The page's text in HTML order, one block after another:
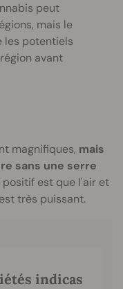
peut
mais le
les potentiels
avant
magnifiques, mais
sans une serre
positif est que l'air et
très puissant.
indicas